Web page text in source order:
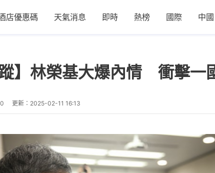
店優惠碼 天氣消息 即時 熱榜 國際 中國
蹤】林榮基大爆內情 衝擊
更新： 2025-02-11 16:13